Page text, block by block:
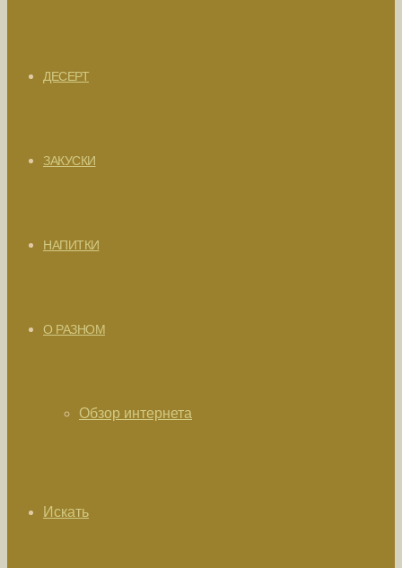
ДЕСЕРТ
ЗАКУСКИ
НАПИТКИ
О РАЗНОМ
Обзор интернета
Искать